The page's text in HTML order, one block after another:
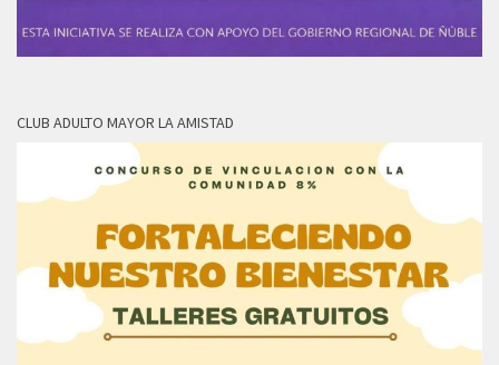
CLUB ADULTO MAYOR LA AMISTAD